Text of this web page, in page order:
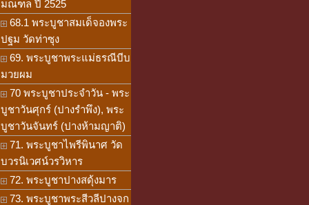
มณฑล ปี 2525
68.1 พระบูชาสมเด็จองพระ
ปฐม วัดท่าซุง
69. พระบูชาพระแม่ธรณีบีบ
มวยผม
70 พระบูชาประจำวัน - พระ
บูชาวันศุกร์ (ปางรำพึง), พระ
บูชาวันจันทร์ (ปางห้ามญาติ)
71. พระบูชาไพรีพินาศ วัด
บวรนิเวศน์วรวิหาร
72. พระบูชาปางสดุ้งมาร
73. พระบูชาพระสีวลีปางจก